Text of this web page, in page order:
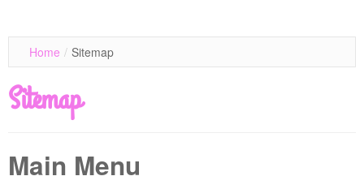
Home / Sitemap
Sitemap
Main Menu